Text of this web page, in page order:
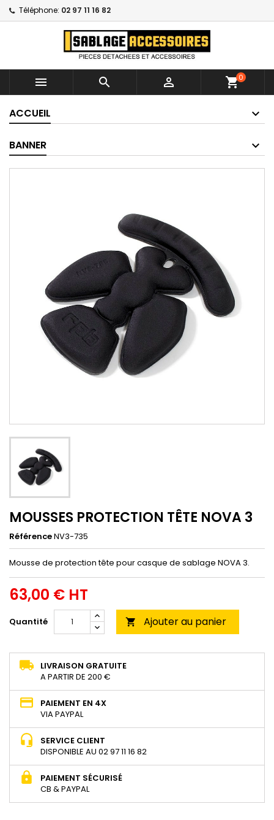
Téléphone: 02 97 11 16 82
   shopping_cart0
ACCUEIL
BANNER
MOUSSES PROTECTION TÊTE NOVA 3
RéférenceNV3-735
Mousse de protection tête pour casque de sablage NOVA 3.
63,00 € HT
Quantité  Ajouter au panier
LIVRAISON GRATUITE
A PARTIR DE 200 €
PAIEMENT EN 4X
VIA PAYPAL
SERVICE CLIENT
DISPONIBLE AU 02 97 11 16 82
PAIEMENT SÉCURISÉ
CB & PAYPAL